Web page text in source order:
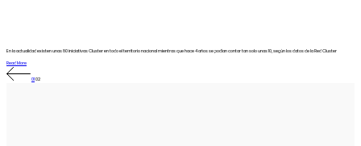
En la actualidad existen unas 80 iniciativas Cluster en todo el territorio nacional mientras que hace 4 años se podían contar tan solo unas 10, según los datos de la Red Cluster
Read More
0102